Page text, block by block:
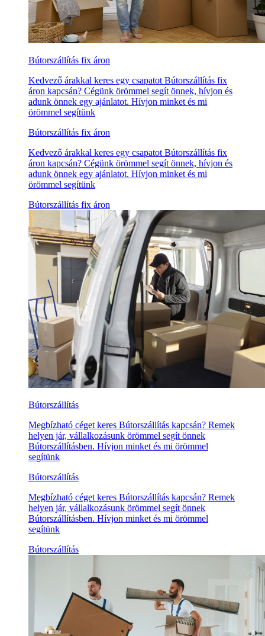
Bútorszállítás fix áron
Kedvező árakkal keres egy csapatot Bútorszállítás fix
áron kapcsán? Cégünk örömmel segít önnek, hívjon és
adunk önnek egy ajánlatot. Hívjon minket és mi
örömmel segítünk
Bútorszállítás fix áron
Kedvező árakkal keres egy csapatot Bútorszállítás fix
áron kapcsán? Cégünk örömmel segít önnek, hívjon és
adunk önnek egy ajánlatot. Hívjon minket és mi
örömmel segítünk
Bútorszállítás fix áron
Bútorszállítás
Megbízható céget keres Bútorszállítás kapcsán? Remek
helyen jár, vállalkozásunk örömmel segít önnek
Bútorszállításben. Hívjon minket és mi örömmel
segítünk
Bútorszállítás
Megbízható céget keres Bútorszállítás kapcsán? Remek
helyen jár, vállalkozásunk örömmel segít önnek
Bútorszállításben. Hívjon minket és mi örömmel
segítünk
Bútorszállítás